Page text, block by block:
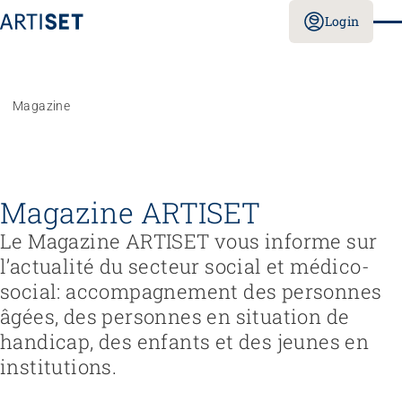
Login
Magazine
Magazine ARTISET
Le Magazine ARTISET vous informe sur
l’actualité du secteur social et médico-
social: accompagnement des personnes
âgées, des personnes en situation de
handicap, des enfants et des jeunes en
institutions.